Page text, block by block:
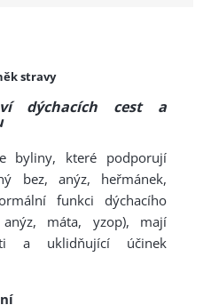
stravy
dýchacích cest a
byliny, které podporují
bez, anýz, heřmánek,
funkci dýchacího
máta, yzop), mají
a uklidňující účinek